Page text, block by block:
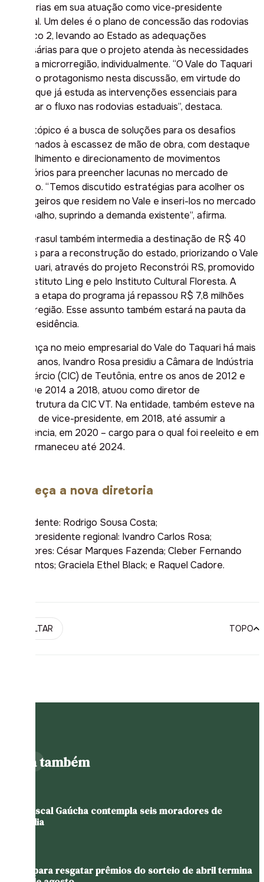
prioritárias em sua atuação como vice-presidente
regional. Um deles é o plano de concessão das rodovias
do Bloco 2, levando ao Estado as adequações
necessárias para que o projeto atenda às necessidades
de cada microrregião, individualmente. “O Vale do Taquari
tem tido protagonismo nesta discussão, em virtude do
tempo que já estuda as intervenções essenciais para
melhorar o fluxo nas rodovias estaduais”, destaca.
Outro tópico é a busca de soluções para os desafios
relacionados à escassez de mão de obra, com destaque
ao acolhimento e direcionamento de movimentos
migratórios para preencher lacunas no mercado de
trabalho. “Temos discutido estratégias para acolher os
estrangeiros que residem no Vale e inseri-los no mercado
de trabalho, suprindo a demanda existente”, afirma.
A Federasul também intermedia a destinação de R$ 40
milhões para a reconstrução do estado, priorizando o Vale
do Taquari, através do projeto Reconstrói RS, promovido
pelo Instituto Ling e pelo Instituto Cultural Floresta. A
primeira etapa do programa já repassou R$ 7,8 milhões
para a região. Esse assunto também estará na pauta da
vice-presidência.
Liderança no meio empresarial do Vale do Taquari há mais
de dez anos, Ivandro Rosa presidiu a Câmara de Indústria
e Comércio (CIC) de Teutônia, entre os anos de 2012 e
2013. De 2014 a 2018, atuou como diretor de
infraestrutura da CIC VT. Na entidade, também esteve na
função de vice-presidente, em 2018, até assumir a
presidência, em 2020 – cargo para o qual foi reeleito e em
que permaneceu até 2024.
Conheça a nova diretoria
• Presidente: Rodrigo Sousa Costa;
• Vice-presidente regional: Ivandro Carlos Rosa;
• Diretores: César Marques Fazenda; Cleber Fernando
dos Santos; Graciela Ethel Black; e Raquel Cadore.
VOLTAR TOPO
Leia também
Nota Fiscal Gaúcha contempla seis moradores de
Westfália
Prazo para resgatar prêmios do sorteio de abril termina